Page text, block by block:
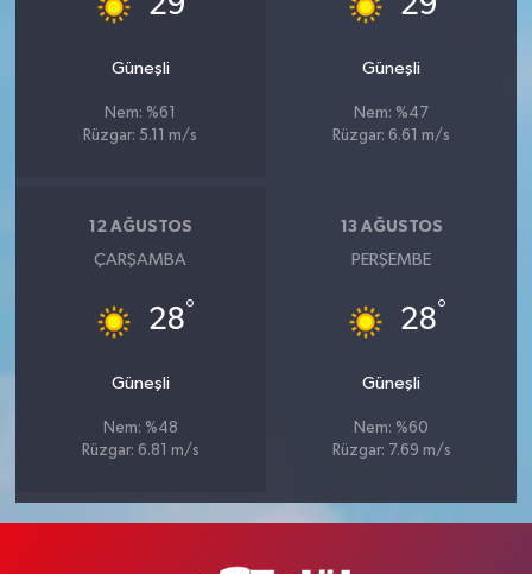
Güneşli
Nem: %61
Rüzgar: 5.11 m/s
Güneşli
Nem: %47
Rüzgar: 6.61 m/s
12 AĞUSTOS
ÇARŞAMBA
28°
Güneşli
Nem: %48
Rüzgar: 6.81 m/s
13 AĞUSTOS
PERŞEMBE
28°
Güneşli
Nem: %60
Rüzgar: 7.69 m/s